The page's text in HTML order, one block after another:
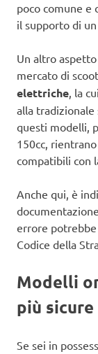
poco comune e
il supporto di
Un altro
mercato di
elettriche, la
alla tradizionale
questi modelli,
150cc,
compatibili con
Anche qui, è
errore
Codice della
Modelli
più sicure
Se sei in